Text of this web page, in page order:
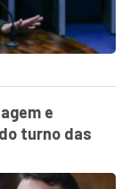
e
turno das